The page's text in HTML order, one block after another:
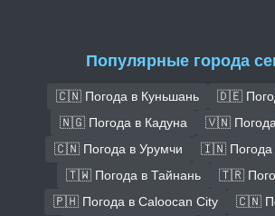
Популярные города
🇨🇳 Погода в Куньшань
🇩🇪
🇳🇬 Погода в Кадуна
🇻🇳
🇨🇳 Погода в Урумчи
🇮🇳 Погода
🇹🇼 Погода в Тайнань
🇹🇷
🇵🇭 Погода в Caloocan City
🇨🇳